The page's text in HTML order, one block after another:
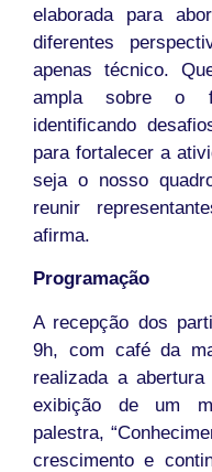
elaborada para
diferentes
apenas técnico.
ampla sobre o
identificando
para fortalecer a
seja o nosso
reunir
afirma.
Programação
A recepção dos
9h, com café da
realizada a
exibição de um
palestra,
crescimento e